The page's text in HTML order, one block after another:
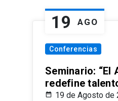
19 AGO
Conferencias
Seminario: “El
redefine
19 de Agosto de